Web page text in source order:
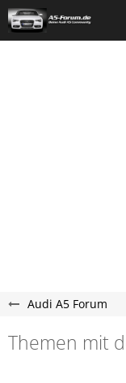
Audi A5 Forum
Themen mit